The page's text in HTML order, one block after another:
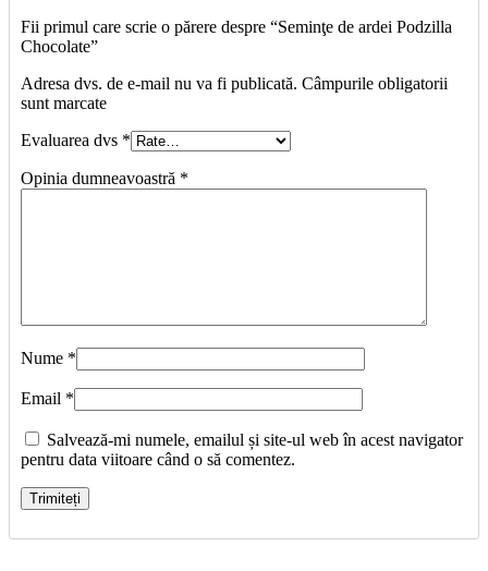
Fii primul care scrie o părere despre “Seminţe de ardei Podzilla
Chocolate”
Adresa dvs. de e-mail nu va fi publicată. Câmpurile obligatorii
sunt marcate
Evaluarea dvs *
Opinia dumneavoastră *
Nume *
Email *
Salvează-mi numele, emailul și site-ul web în acest navigator
pentru data viitoare când o să comentez.